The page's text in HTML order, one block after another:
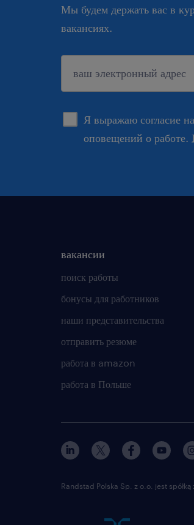
Мы будем держать вас в
вакансиях.
Я выражаю согласие
оповещений о работе.
подтверждать
вакансии
поиск работы
бонусы для работников
наши представительства
отправить резюме
работа в amazon
работа в Польше
Randstad Polska Sp. z o.o. jest